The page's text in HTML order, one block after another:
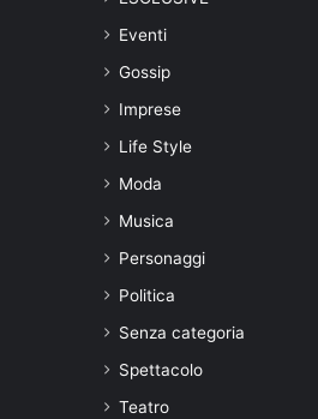
Eventi
Gossip
Imprese
Life Style
Moda
Musica
Personaggi
Politica
Senza categoria
Spettacolo
Teatro